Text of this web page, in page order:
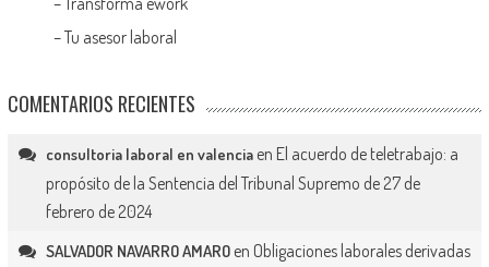
–Tu asesor laboral
COMENTARIOS RECIENTES
consultoria laboral en valenciaen El acuerdo de teletrabajo: a
propósito de la Sentencia del Tribunal Supremo de 27 de
febrero de 2024
SALVADOR NAVARRO AMAROen Obligaciones laborales derivadas